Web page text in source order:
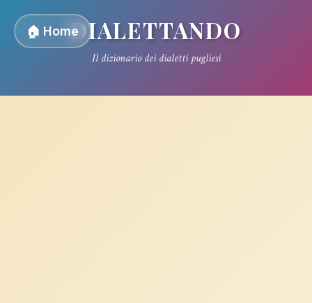
🏠 HomeDIALETTANDO
Il dizionario dei dialetti pugliesi